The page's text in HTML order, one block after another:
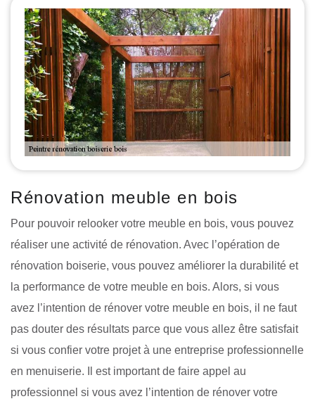
Rénovation meuble en bois
Pour pouvoir relooker votre meuble en bois, vous pouvez
réaliser une activité de rénovation. Avec l’opération de
rénovation boiserie, vous pouvez améliorer la durabilité et
la performance de votre meuble en bois. Alors, si vous
avez l’intention de rénover votre meuble en bois, il ne faut
pas douter des résultats parce que vous allez être satisfait
si vous confier votre projet à une entreprise professionnelle
en menuiserie. Il est important de faire appel au
professionnel si vous avez l’intention de rénover votre